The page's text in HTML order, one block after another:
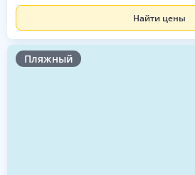
Найти цены
Пляжный